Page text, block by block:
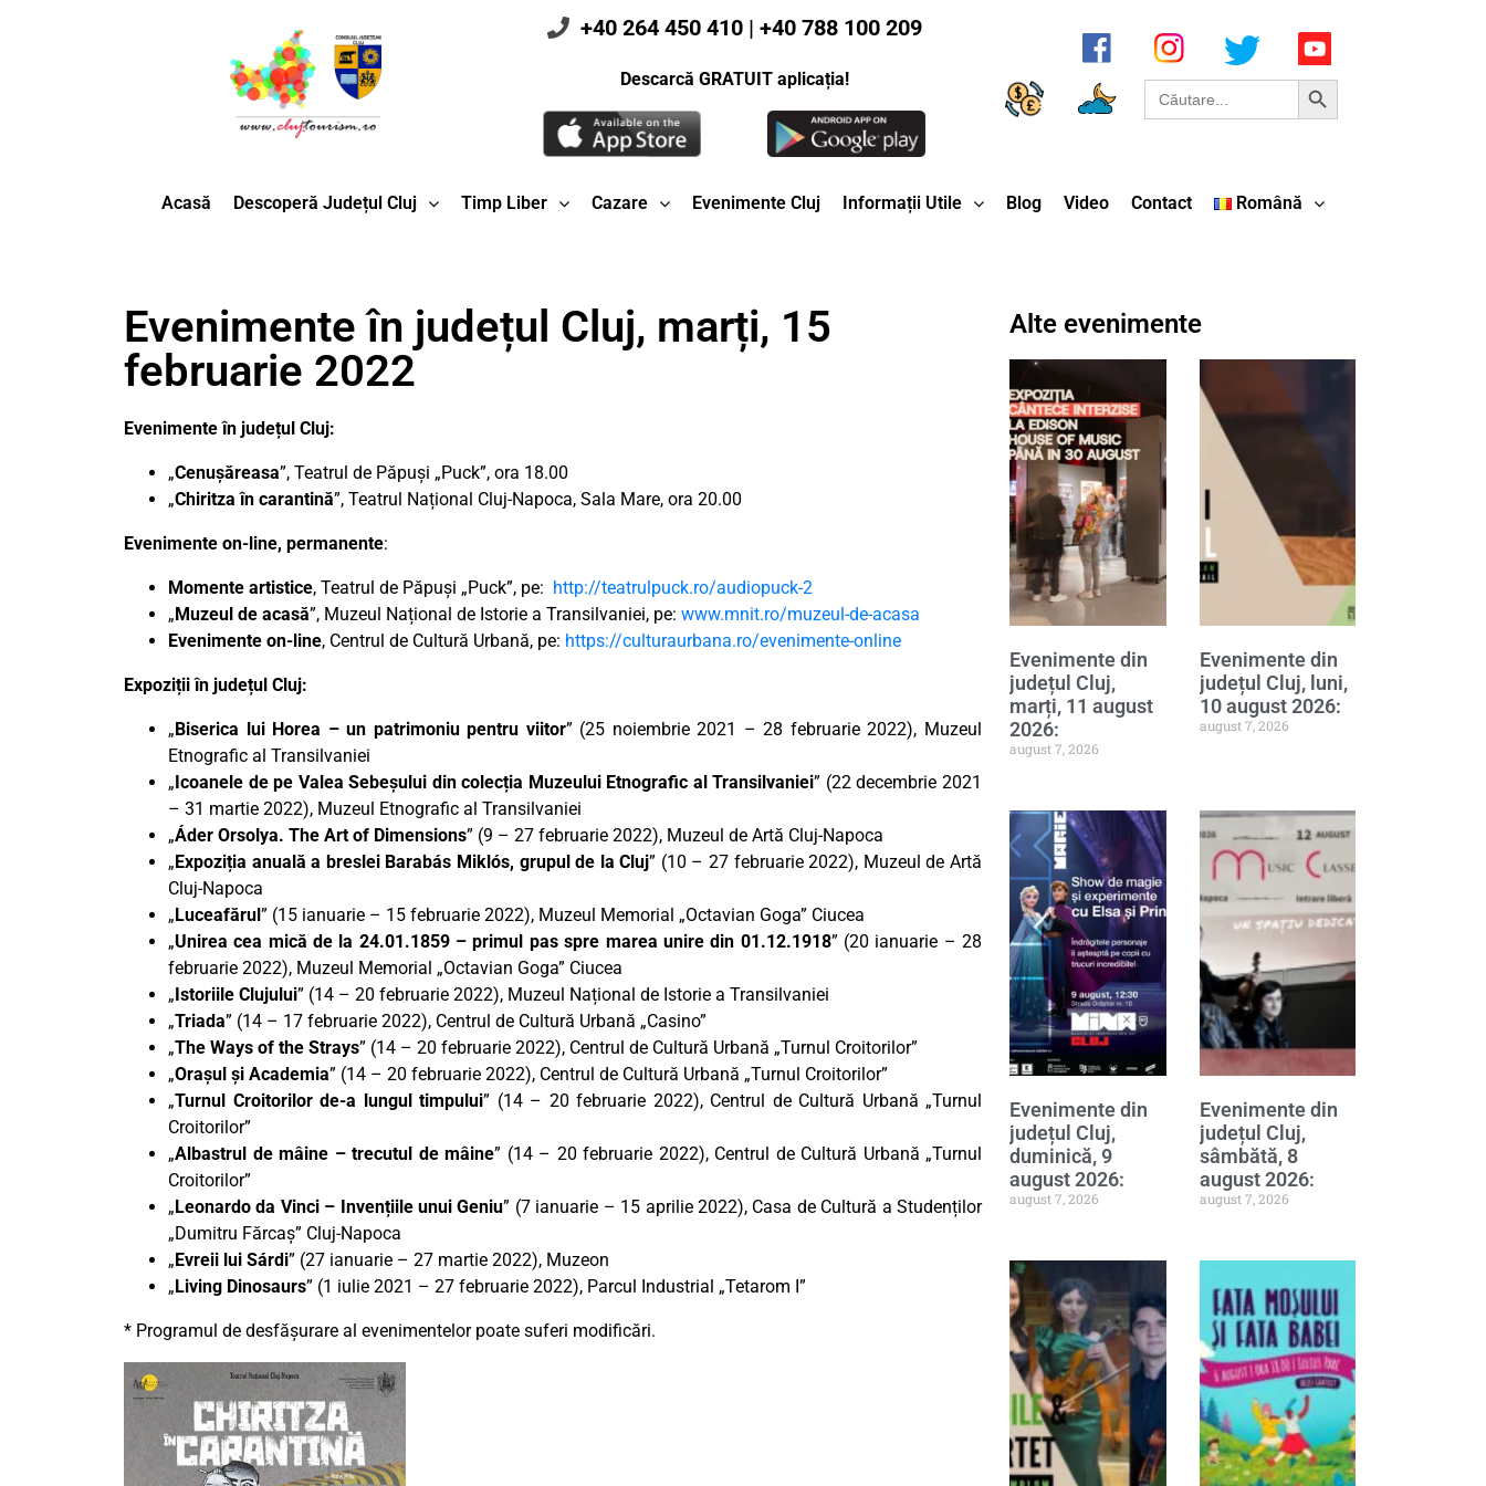
+40 264 450 410 | +40 788 100 209
Descarcă GRATUIT aplicația! Search
for:
Search Button
Acasă Descoperă Județul Cluj Timp Liber Cazare Evenimente Cluj Informații Utile Blog Video Contact Română
Evenimente în județul Cluj, marți, 15
februarie 2022
Evenimente în județul Cluj:
„Cenușăreasa”, Teatrul de Păpuși „Puck”, ora 18.00
„Chiritza în carantină”, Teatrul Național Cluj-Napoca, Sala Mare, ora 20.00
Evenimente on-line, permanente:
Momente artistice, Teatrul de Păpuși „Puck”, pe: http://teatrulpuck.ro/audiopuck-2
„ Muzeul de acasă”, Muzeul Național de Istorie a Transilvaniei, pe: www.mnit.ro/muzeul-de-acasa
Evenimente on-line, Centrul de Cultură Urbană, pe: https://culturaurbana.ro/evenimente-online
Expoziții în județul Cluj:
„ Biserica lui Horea – un patrimoniu pentru viitor” (25 noiembrie 2021 – 28 februarie 2022), Muzeul
Etnografic al Transilvaniei
„ Icoanele de pe Valea Sebeșului din colecția Muzeului Etnografic al Transilvaniei” (22 decembrie 2021
– 31 martie 2022), Muzeul Etnografic al Transilvaniei
„Áder Orsolya. The Art of Dimensions” (9 – 27 februarie 2022), Muzeul de Artă Cluj-Napoca
„ Expoziția anuală a breslei Barabás Miklós, grupul de la Cluj” (10 – 27 februarie 2022), Muzeul de Artă
Cluj-Napoca
„ Luceafărul ” (15 ianuarie – 15 februarie 2022), Muzeul Memorial „Octavian Goga” Ciucea
„Unirea cea mică de la 24.01.1859 – primul pas spre marea unire din 01.12.1918” (20 ianuarie – 28
februarie 2022), Muzeul Memorial „Octavian Goga” Ciucea
„ Istoriile Clujului” (14 – 20 februarie 2022), Muzeul Național de Istorie a Transilvaniei
„Triada” (14 – 17 februarie 2022), Centrul de Cultură Urbană „Casino”
„The Ways of the Strays” (14 – 20 februarie 2022), Centrul de Cultură Urbană „Turnul Croitorilor”
„Orașul și Academia” (14 – 20 februarie 2022), Centrul de Cultură Urbană „Turnul Croitorilor”
„Turnul Croitorilor de-a lungul timpului” (14 – 20 februarie 2022), Centrul de Cultură Urbană „Turnul
Croitorilor”
„Albastrul de mâine – trecutul de mâine” (14 – 20 februarie 2022), Centrul de Cultură Urbană „Turnul
Croitorilor”
„ Leonardo da Vinci – Invențiile unui Geniu” (7 ianuarie – 15 aprilie 2022), Casa de Cultură a Studenților
„Dumitru Fărcaș” Cluj-Napoca
„ Evreii lui Sárdi” (27 ianuarie – 27 martie 2022), Muzeon
„ Living Dinosaurs” (1 iulie 2021 – 27 februarie 2022), Parcul Industrial „Tetarom I”
* Programul de desfășurare al evenimentelor poate suferi modificări.
Alte evenimente
Evenimente din
județul Cluj,
marți, 11 august
2026:
august 7, 2026
Evenimente din
județul Cluj, luni,
10 august 2026:
august 7, 2026
Evenimente din
județul Cluj,
duminică, 9
august 2026:
august 7, 2026
Evenimente din
județul Cluj,
sâmbătă, 8
august 2026:
august 7, 2026